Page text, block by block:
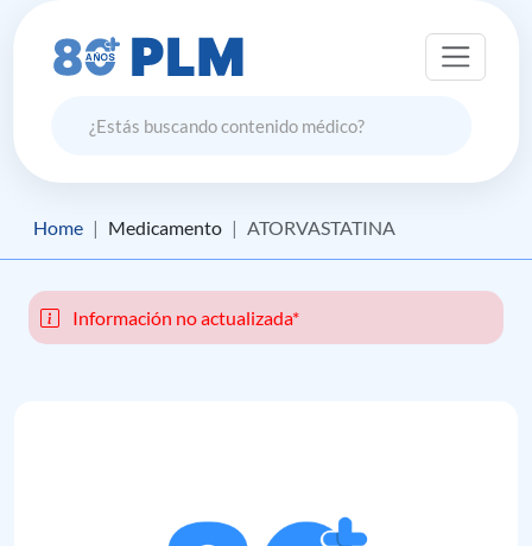
Home Medicamento ATORVASTATINA
Información no actualizada*